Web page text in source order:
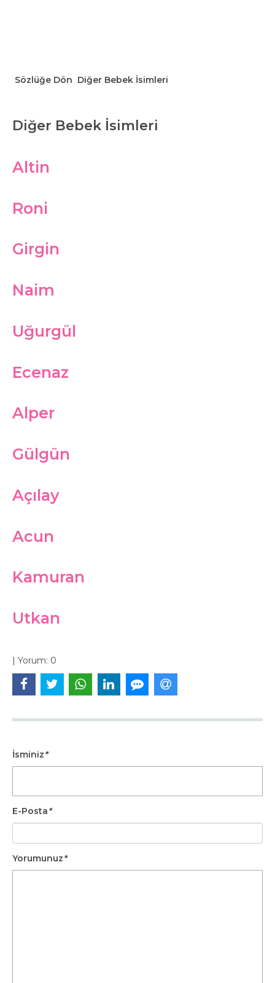
Sözlüğe Dön Diğer Bebek İsimleri
Diğer Bebek İsimleri
Altin
Roni
Girgin
Naim
Uğurgül
Ecenaz
Alper
Gülgün
Açılay
Acun
Kamuran
Utkan
| Yorum: 0
İsminiz*
E-Posta*
Yorumunuz*